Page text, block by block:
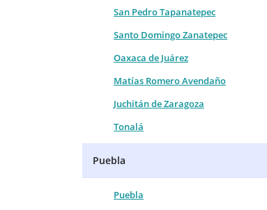
San Pedro Tapanatepec
Santo Domingo Zanatepec
Oaxaca de Juárez
Matías Romero Avendaño
Juchitán de Zaragoza
Tonalá
Puebla
Puebla